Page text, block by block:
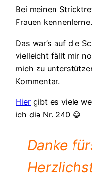
Bei meinen
Frauen kennenlerne.
Das war’s auf die
vielleicht fällt mir
mich zu
Kommentar.
Hier gibt es viele
ich die Nr. 240 😄
Danke